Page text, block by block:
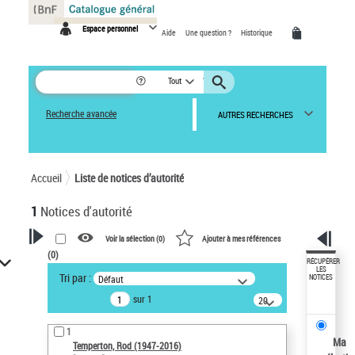
Espace personnel Aide Une question ? Historique
Tout
Recherche avancée AUTRES RECHERCHES
Accueil Liste de notices d’autorité
1 Notices d'autorité
VOTRE RECHERCHE
Recherche avancée dans les
notices d’autorité
Œuvres liées à l'auteur :
Temperton, Rod (1947-2016)
Voir la sélection (0) Ajouter à mes références
(0)
Tri par : Défaut
sur 1
20
résultats/page
1
Temperton, Rod (1947-2016)
RÉCUPÉRER
LES
NOTICES
Ma
Panneau de gestion des cookies